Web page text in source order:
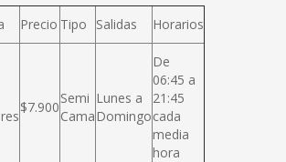
Precio Tipo Salidas Horarios
$7.900
Semi
Cama
Lunes a
Domingo
De
06:45 a
21:45
cada
media
hora